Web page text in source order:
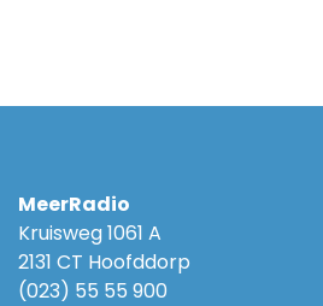
MeerRadio
Kruisweg 1061 A
2131 CT Hoofddorp
(023) 55 55 900